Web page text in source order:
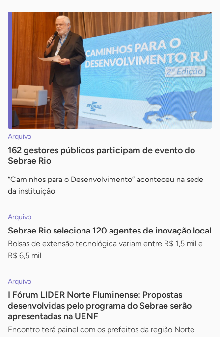
Arquivo
162 gestores públicos participam de evento do
Sebrae Rio
“Caminhos para o Desenvolvimento” aconteceu na sede
da instituição
Arquivo
Sebrae Rio seleciona 120 agentes de inovação local
Bolsas de extensão tecnológica variam entre R$ 1,5 mil e
R$ 6,5 mil
Arquivo
I Fórum LIDER Norte Fluminense: Propostas
desenvolvidas pelo programa do Sebrae serão
apresentadas na UENF
Encontro terá painel com os prefeitos da região Norte